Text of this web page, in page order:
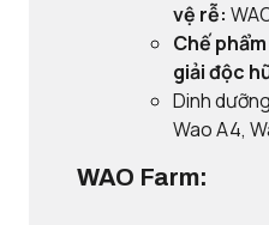
vệ rễ:
Chế
giải độc
Dinh
Wao A4,
WAO Farm: